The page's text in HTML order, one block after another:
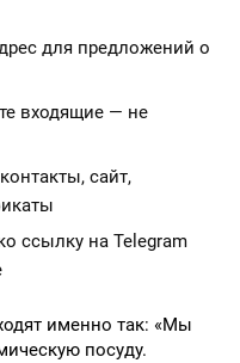
для предложений о
входящие — не
сайт,
ссылку на Telegram
именно так: «Мы
посуду.